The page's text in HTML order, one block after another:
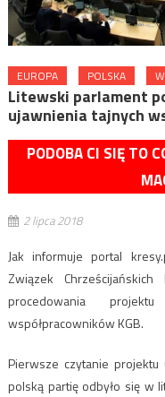
EUROPA POLSKA
Litewski parlament
ujawnienia tajnych
PODOBA CI SIĘ TO
2 lipca 2018
Jak informuje portal
Związek
procedowania
współpracowników KGB.
Pierwsze czytanie
polską partię odbyło się w